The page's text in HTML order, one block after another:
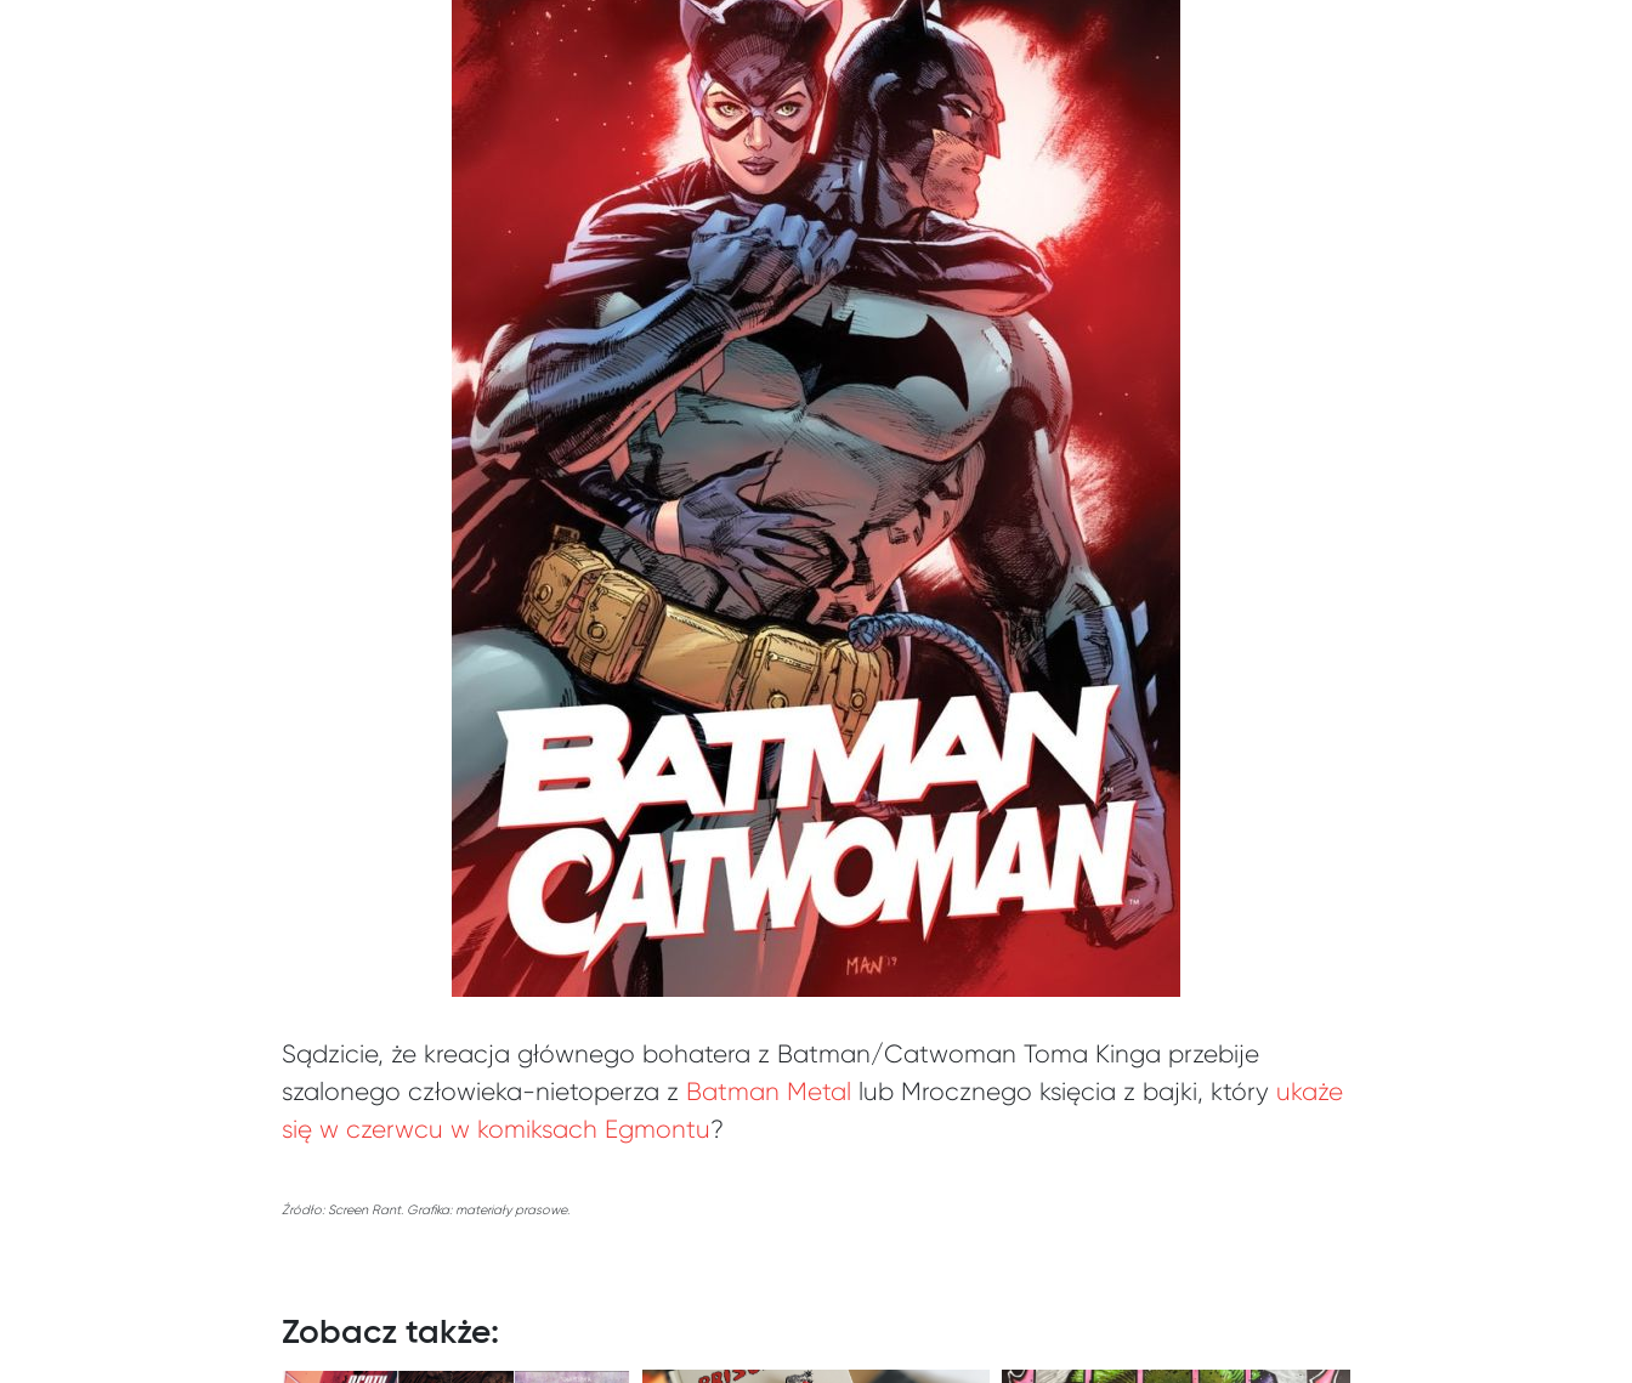
Sądzicie, że kreacja głównego bohatera z Batman/Catwoman Toma Kinga przebije
szalonego człowieka-nietoperza z Batman Metal lub Mrocznego księcia z bajki, który ukaże
się w czerwcu w komiksach Egmontu?
Źródło: Screen Rant. Grafika: materiały prasowe.
Zobacz także: